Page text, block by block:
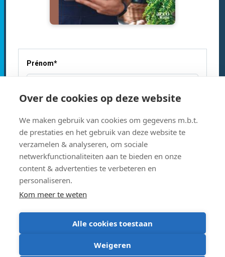
Prénom*
Adresse électronique*
Over de cookies op deze website
We maken gebruik van cookies om gegevens m.b.t.
de prestaties en het gebruik van deze website te
verzamelen & analyseren, om sociale
netwerkfunctionaliteiten aan te bieden en onze
content & advertenties te verbeteren en
personaliseren.
Kom meer te weten
Alle cookies toestaan
Weigeren